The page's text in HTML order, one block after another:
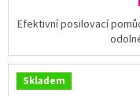
Efektivní posilovací
Skladem